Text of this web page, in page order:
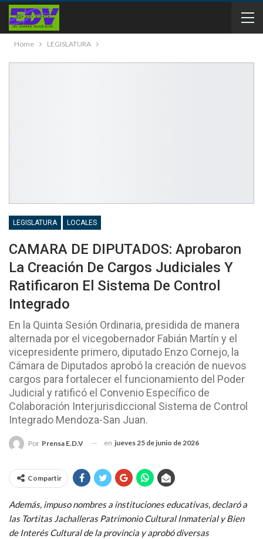
Home LEGISLATURA
LEGISLATURA LOCALES
CAMARA DE DIPUTADOS: Aprobaron
La Creación De Cargos Judiciales Y
Ratificaron El Sistema De Control
Integrado
En la Quinta Sesión Ordinaria, presidida de manera
alternada por el vicegobernador Fabián Martín y el
vicepresidente primero, diputado Enzo Cornejo, la
Cámara de Diputados aprobó la creación de nuevos
cargos para fortalecer el funcionamiento del Poder
Judicial y ratificó el Convenio Específico de
Colaboración Interjurisdiccional Sistema de Control
Integrado Mendoza-San Juan.
Por Prensa E.D.V en jueves 25 de junio de 2026
Compartir
Además, impuso nombres a instituciones educativas, declaró a
las Tortitas Jachalleras Patrimonio Cultural Inmaterial y Bien
de Interés Cultural de la provincia y aprobó diversas